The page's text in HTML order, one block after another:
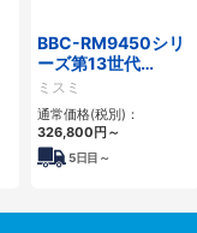
BBC-RM9450シリ
ーズ第13世代
Core・12世代
Celeron対応ラック
マウント4PCIe
ミスミ
通常価格(税別)：
326,800円～
5日目～